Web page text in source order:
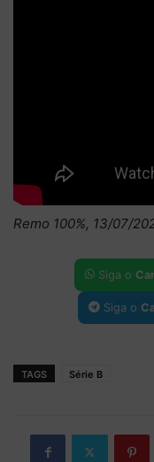
Remo 100%, 13/07/
Siga o
Siga o
TAGS Série B